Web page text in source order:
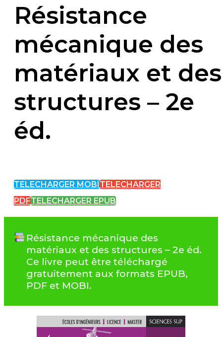
Résistance
mécanique des
matériaux et des
structures – 2e
éd.
TELECHARGER MOBI TELECHARGER
PDFTELECHARGER EPUB
Résistance mécanique des
matériaux et des structures – 2e éd.
Ce livre peut être téléchargé
gratuitement aux formats EPUB,
PDF et MOBI.